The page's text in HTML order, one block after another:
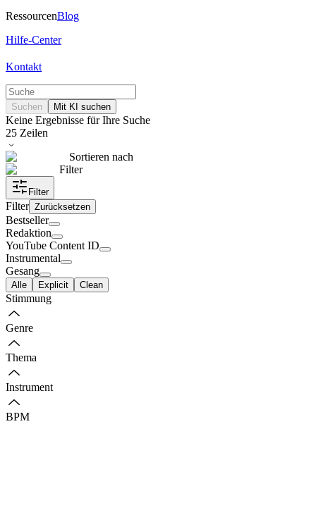
RessourcenBlog
Hilfe-Center
Kontakt
Suchen Mit KI suchen
Keine Ergebnisse für Ihre Suche
25 Zeilen
Sortieren nach
Filter
Filter
Filter Zurücksetzen
Bestseller
Redaktion
YouTube Content ID
Instrumental
Gesang
Alle Explicit Clean
Stimmung
Genre
Thema
Instrument
BPM